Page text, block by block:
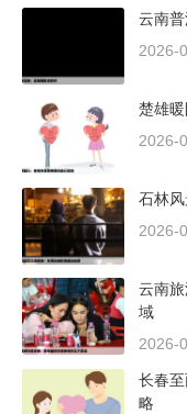
云南
2026-
楚雄
2026-
石林
2026-
云南
域
2026-
长春
略